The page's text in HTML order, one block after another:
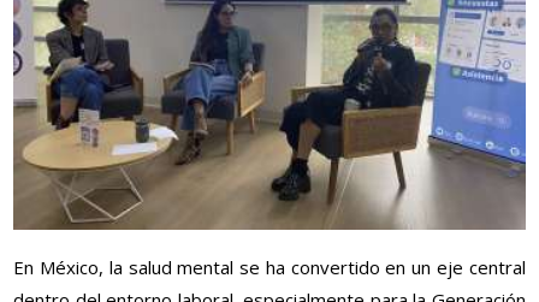
En México, la salud mental se ha convertido en un eje central